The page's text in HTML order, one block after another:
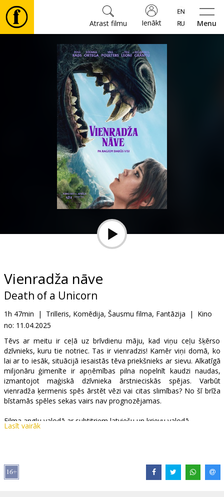
Menu
Ienākt
Atrast filmu
Pasākumi
B2B
Kino
Klubs
Vienradža nāve
Death of a Unicorn
1h 47min | Trilleris, Komēdija, Šausmu filma, Fantāzija |
Kino
no: 11.04.2025
Tēvs ar meitu ir ceļā uz brīvdienu māju, kad viņu ceļu šķērso
dzīvnieks, kuru tie notriec. Tas ir vienradzis! Kamēr viņi domā, ko
lai ar to iesāk, situācijā iesaistās tēva priekšnieks ar sievu. Alkatīgā
miljonāru ģimenīte ir apņēmības pilna nopelnīt kaudzi naudas,
izmantojot maģiskā dzīvnieka ārstnieciskās spējas. Varbūt
vienradža ķermenis spēs ārstēt vēzi vai citas slimības? No šī brīža
bīstamās spēles sekas vairs nav prognozējamas.
Filma angļu valodā ar subtitriem latviešu un krievu valodā.
Režisors:
Lomās:
Will Poulter, Téa Leoni, Richard
Lasīt vairāk